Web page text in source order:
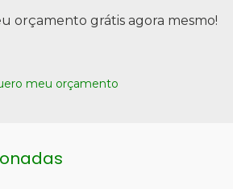
orçamento grátis agora mesmo!
meu orçamento